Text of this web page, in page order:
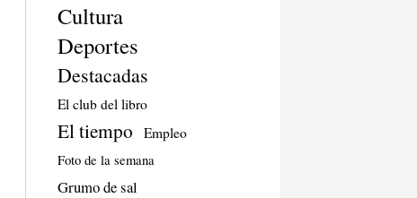
Cultura
Deportes
Destacadas
El club del libro
El tiempo Empleo
Foto de la semana
Grumo de sal